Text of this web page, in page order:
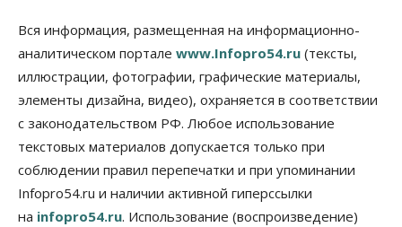
Вся информация, размещенная на информационно-
аналитическом портале www.Infopro54.ru (тексты,
иллюстрации, фотографии, графические материалы,
элементы дизайна, видео), охраняется в соответствии
с законодательством РФ. Любое использование
текстовых материалов допускается только при
соблюдении правил перепечатки и при упоминании
Infopro54.ru и наличии активной гиперссылки
на infopro54.ru. Использование (воспроизведение)